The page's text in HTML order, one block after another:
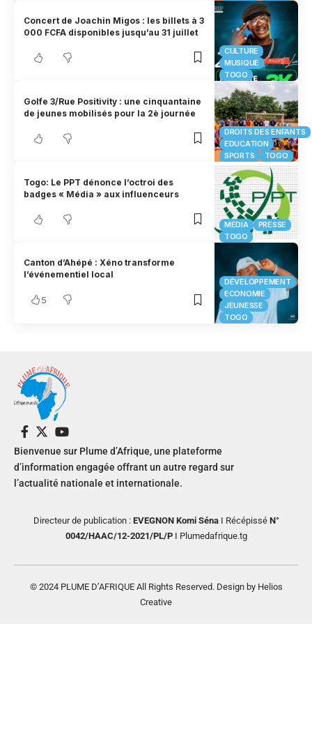
CULTURE
MUSIQUE
TOGO
Concert de Joachin Migos : les billets à 3
000 FCFA disponibles jusqu’au 31 juillet
DROITS DES ENFANTS
EDUCATION
SPORTS
TOGO
Golfe 3/Rue Positivity : une cinquantaine
de jeunes mobilisés pour la 2è journée
MÉDIA
PRESSE
TOGO
Togo: Le PPT dénonce l’octroi des
badges « Média » aux influenceurs
DÉVELOPPEMENT
ECONOMIE
JEUNESSE
TOGO
Canton d’Ahépé : Xéno transforme
l’événementiel local
5
Bienvenue sur Plume d’Afrique, une plateforme
d’information engagée offrant un autre regard sur
l’actualité nationale et internationale.
Directeur de publication : EVEGNON Komi SénaI RécépisséN°
0042/HAAC/12-2021/PL/PI Plumedafrique.tg
© 2024 PLUME D’AFRIQUE All Rights Reserved. Design by Helios
Creative